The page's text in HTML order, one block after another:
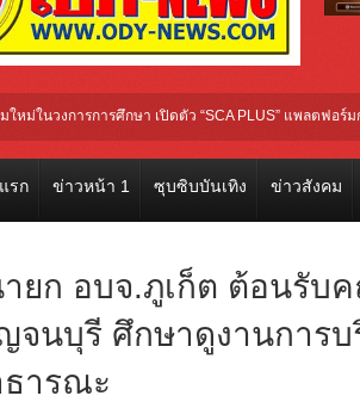
รการศึกษา เปิดตัว “SCA PLUS” แพลตฟอร์มการเรี
ชกุ ผิวโชว์ได้ ตอบโจทย์คนรุ่นใหม่
รก ข่าวหน้า 1 ซุบซิบบันเทิง ข่าวสังคม
ายก อบจ.ภูเก็ต ต้อนรับ
จนบุรี ศึกษาดูงานการบ
ารณะ